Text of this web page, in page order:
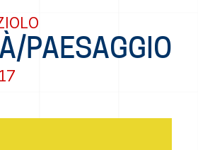
PAESAGGIO